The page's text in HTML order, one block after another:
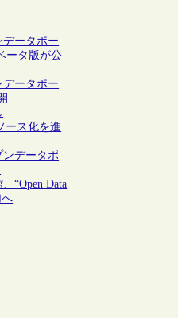
ータポー
ータ版が公
データポー
ース化を進
データポ
“Open Data
へ